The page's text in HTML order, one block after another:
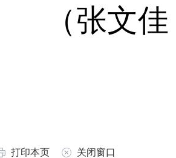
（张文佳
打印本页 关闭窗口